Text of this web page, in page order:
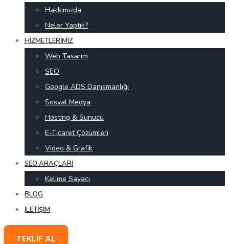
Hakkımızda
Neler Yaptık?
HIZMETLERIMIZ
Web Tasarım
SEO
Google ADS Danışmanlığı
Sosyal Medya
Hosting & Sunucu
E-Ticaret Çözümleri
Video & Grafik
SEO ARAÇLARI
Kelime Sayacı
BLOG
İLETIŞIM
TEKLIF AL